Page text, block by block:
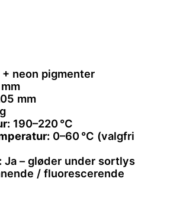
+ neon pigmenter
mm
190–220 °C
0–60 °C (valgfri
Ja – gløder under sortlys
/ fluorescerende